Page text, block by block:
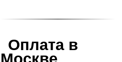
Оплата в